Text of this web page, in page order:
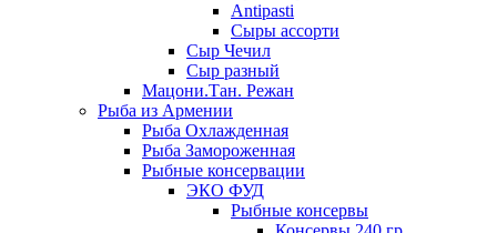
Antipasti
Сыры ассорти
Сыр Чечил
Сыр разный
Мацони.Тан. Режан
Рыба из Армении
Рыба Охлажденная
Рыба Замороженная
Рыбные консервации
ЭКО ФУД
Рыбные консервы